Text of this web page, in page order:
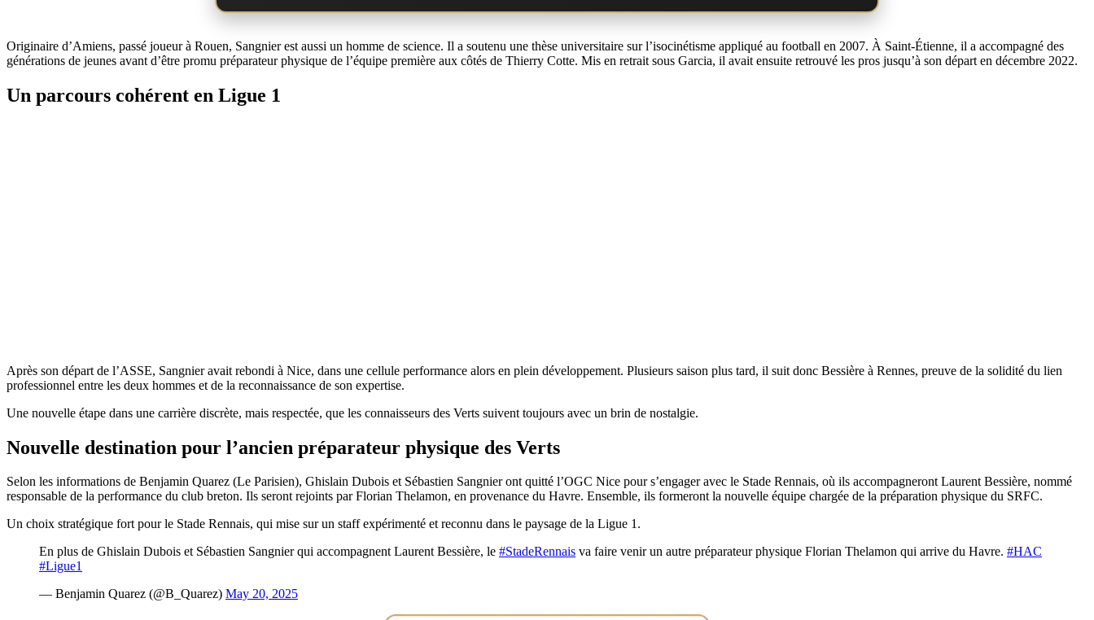
Originaire d’Amiens, passé joueur à Rouen, Sangnier est aussi un homme de science. Il a soutenu une thèse universitaire sur l’isocinétisme appliqué au football en 2007. À Saint-Étienne, il a accompagné des
générations de jeunes avant d’être promu préparateur physique de l’équipe première aux côtés de Thierry Cotte. Mis en retrait sous Garcia, il avait ensuite retrouvé les pros jusqu’à son départ en décembre 2022.
Un parcours cohérent en Ligue 1
Après son départ de l’ASSE, Sangnier avait rebondi à Nice, dans une cellule performance alors en plein développement. Plusieurs saison plus tard, il suit donc Bessière à Rennes, preuve de la solidité du lien
professionnel entre les deux hommes et de la reconnaissance de son expertise.
Une nouvelle étape dans une carrière discrète, mais respectée, que les connaisseurs des Verts suivent toujours avec un brin de nostalgie.
Nouvelle destination pour l’ancien préparateur physique des Verts
Selon les informations de Benjamin Quarez (Le Parisien), Ghislain Dubois et Sébastien Sangnier ont quitté l’OGC Nice pour s’engager avec le Stade Rennais, où ils accompagneront Laurent Bessière, nommé
responsable de la performance du club breton. Ils seront rejoints par Florian Thelamon, en provenance du Havre. Ensemble, ils formeront la nouvelle équipe chargée de la préparation physique du SRFC.
Un choix stratégique fort pour le Stade Rennais, qui mise sur un staff expérimenté et reconnu dans le paysage de la Ligue 1.
En plus de Ghislain Dubois et Sébastien Sangnier qui accompagnent Laurent Bessière, le #StadeRennais va faire venir un autre préparateur physique Florian Thelamon qui arrive du Havre. #HAC
#Ligue1
— Benjamin Quarez (@B_Quarez) May 20, 2025